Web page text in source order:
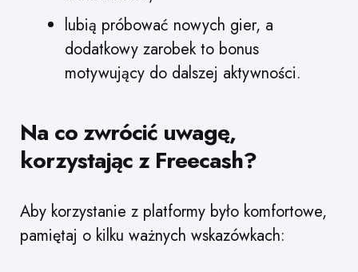
lubią próbować nowych gier, a
dodatkowy zarobek to bonus
motywujący do dalszej aktywności.
Na co zwrócić uwagę,
korzystając z Freecash?
Aby korzystanie z platformy było komfortowe,
pamiętaj o kilku ważnych wskazówkach: